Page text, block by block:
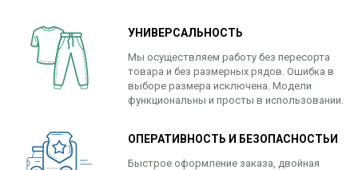
УНИВЕРСАЛЬНОСТЬ
Мы осуществляем работу без пересорта
товара и без размерных рядов. Ошибка в
выборе размера исключена. Модели
функциональны и просты в использовании.
ОПЕРАТИВНОСТЬ И БЕЗОПАСНОСТЬИ
Быстрое оформление заказа, двойная